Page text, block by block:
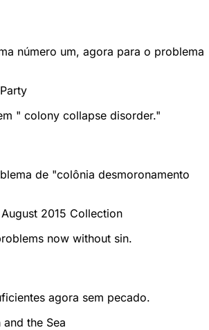
número um, agora para o problema
" colony collapse disorder."
de "colônia desmoronamento
2015 Collection
now without sin.
agora sem pecado.
and the Sea